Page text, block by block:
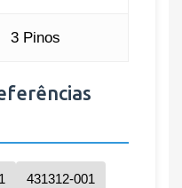
3 Pinos
431312-001